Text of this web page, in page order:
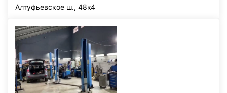
Алтуфьевское ш., 48к4